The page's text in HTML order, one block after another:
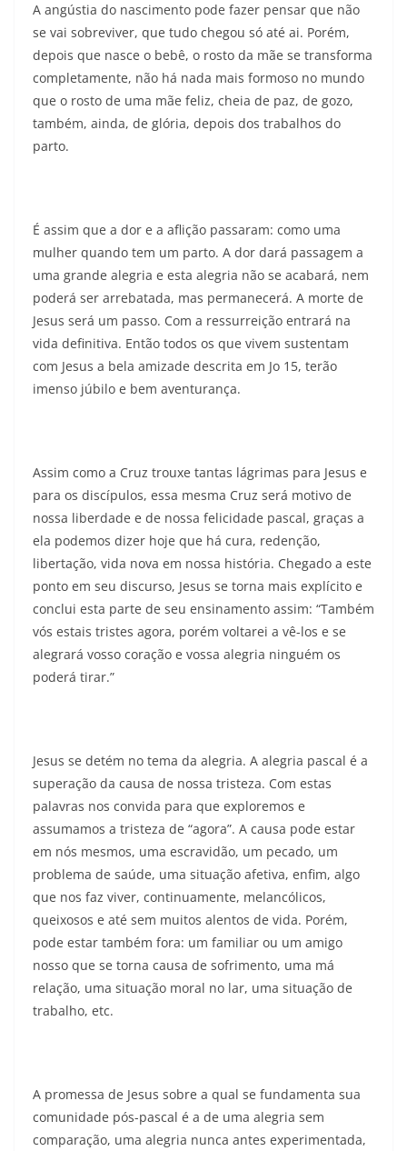
A angústia do nascimento pode fazer pensar que não
se vai sobreviver, que tudo chegou só até ai. Porém,
depois que nasce o bebê, o rosto da mãe se transforma
completamente, não há nada mais formoso no mundo
que o rosto de uma mãe feliz, cheia de paz, de gozo,
também, ainda, de glória, depois dos trabalhos do
parto.
É assim que a dor e a aflição passaram: como uma
mulher quando tem um parto. A dor dará passagem a
uma grande alegria e esta alegria não se acabará, nem
poderá ser arrebatada, mas permanecerá. A morte de
Jesus será um passo. Com a ressurreição entrará na
vida definitiva. Então todos os que vivem sustentam
com Jesus a bela amizade descrita em Jo 15, terão
imenso júbilo e bem aventurança.
Assim como a Cruz trouxe tantas lágrimas para Jesus e
para os discípulos, essa mesma Cruz será motivo de
nossa liberdade e de nossa felicidade pascal, graças a
ela podemos dizer hoje que há cura, redenção,
libertação, vida nova em nossa história. Chegado a este
ponto em seu discurso, Jesus se torna mais explícito e
conclui esta parte de seu ensinamento assim: “Também
vós estais tristes agora, porém voltarei a vê-los e se
alegrará vosso coração e vossa alegria ninguém os
poderá tirar.”
Jesus se detém no tema da alegria. A alegria pascal é a
superação da causa de nossa tristeza. Com estas
palavras nos convida para que exploremos e
assumamos a tristeza de “agora”. A causa pode estar
em nós mesmos, uma escravidão, um pecado, um
problema de saúde, uma situação afetiva, enfim, algo
que nos faz viver, continuamente, melancólicos,
queixosos e até sem muitos alentos de vida. Porém,
pode estar também fora: um familiar ou um amigo
nosso que se torna causa de sofrimento, uma má
relação, uma situação moral no lar, uma situação de
trabalho, etc.
A promessa de Jesus sobre a qual se fundamenta sua
comunidade pós-pascal é a de uma alegria sem
comparação, uma alegria nunca antes experimentada,